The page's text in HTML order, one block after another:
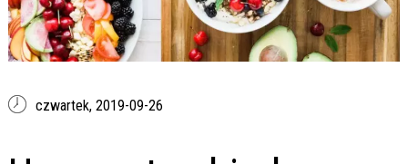
czwartek, 2019-09-26